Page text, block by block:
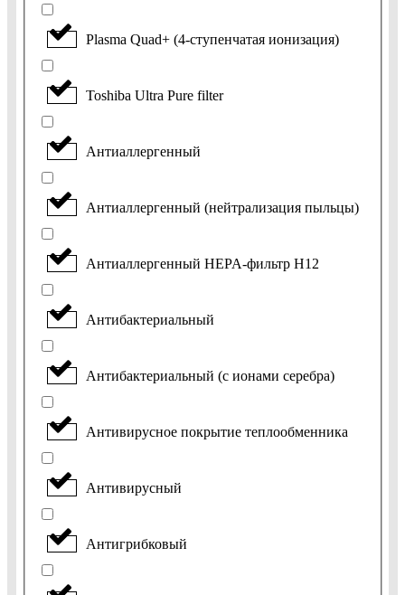
Plasma Quad+ (4-ступенчатая ионизация)
Toshiba Ultra Pure filter
Антиаллергенный
Антиаллергенный (нейтрализация пыльцы)
Антиаллергенный HEPA-фильтр H12
Антибактериальный
Антибактериальный (с ионами серебра)
Антивирусное покрытие теплообменника
Антивирусный
Антигрибковый